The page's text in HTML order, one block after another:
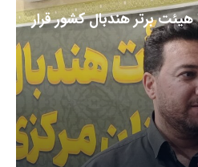
بیات: مرکزی در جمع ۱۰ هیئت برتر هندبال کشور قرار